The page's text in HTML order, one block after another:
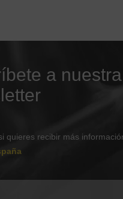
a nuestra
quieres recibir más